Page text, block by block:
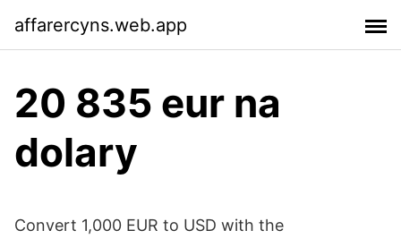
affarercyns.web.app
20 835 eur na
dolary
Convert 1,000 EUR to USD with the